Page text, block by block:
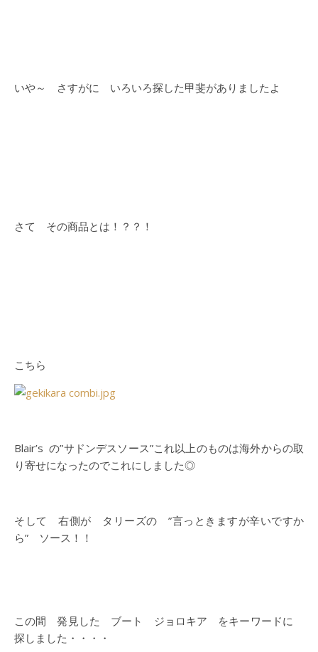
いや～ さすがに いろいろ探した甲斐がありましたよ
さて その商品とは！？？！
こちら
Blair’s の”サドンデスソース”これ以上のものは海外からの取
り寄せになったのでこれにしました◎
そして 右側が タリーズの ”言っときますが辛いですか
ら” ソース！！
この間 発見した ブート ジョロキア をキーワードに
探しました・・・・